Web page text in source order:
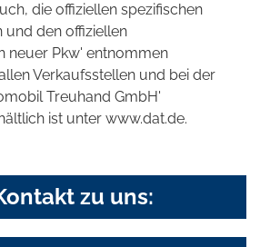
die offiziellen spezifischen
und den offiziellen
neuer Pkw' entnommen
Verkaufsstellen und bei der
Treuhand GmbH'
ist unter www.dat.de.
zu uns: